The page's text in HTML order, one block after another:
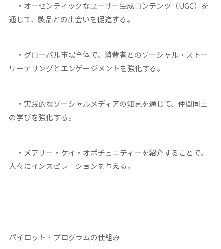
・オーセンティックなユーザー生成コンテンツ（UGC）を
通じて、 製品との出会いを促進する。
・グローバル市場全体で、消費者とのソーシャル・ストー
リーテリングとエンゲージメントを強化する。
・実践的なソーシャルメディアの知見を通じて、 仲間同士
の学びを強化する。
・メアリー・ケイ・オポチュニティーを紹介することで、
人々にインスピレーションを与える。
パイロット・プログラムの仕組み